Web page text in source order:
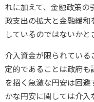
れに加えて、金融政策の
政支出の拡大と金融緩
しているのではないかと
介入資金が限られてい
定的であることは政府
を招く急激な円安は回
かな円安に関しては介